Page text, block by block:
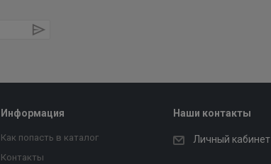
Информация
Как попасть в каталог
Контакты
Наши контакты
Личный кабинет